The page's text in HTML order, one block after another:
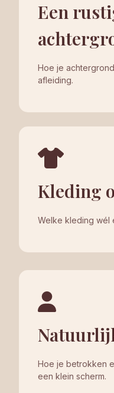
Een
Hoe je
afleiding.
Kleding
Welke kleding wél
Hoe je betrokken
een klein scherm.